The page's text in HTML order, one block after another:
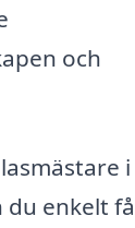
och
i
enkelt få